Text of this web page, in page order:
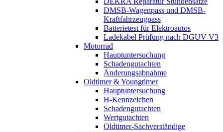
DMSB-Wagenpass und DMSB-
Kraftfahrzeugpass
Batterietest für Elektroautos
Ladekabel Prüfung nach DGUV V3
Motorrad
Hauptuntersuchung
Schadengutachten
Änderungsabnahme
Oldtimer & Youngtimer
Hauptuntersuchung
H-Kennzeichen
Schadengutachten
Wertgutachten
Oldtimer-Sachverständige